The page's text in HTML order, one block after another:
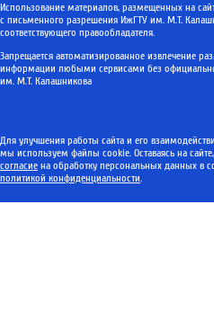
Использование материалов, размещенных на
с письменного разрешения ИжГТУ им. М.Т.
соответствующего правообладателя.
Запрещается автоматизированное извлечение
информации любыми сервисами без
им. М.Т. Калашникова
Для улучшения работы сайта и его
мы используем файлы cookie. Оставаясь на
согласие на обработку персональных данных в
политикой конфиденциальности.